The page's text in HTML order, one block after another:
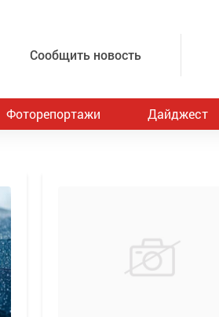
Сообщить новость
Фоторепортажи Дайджест